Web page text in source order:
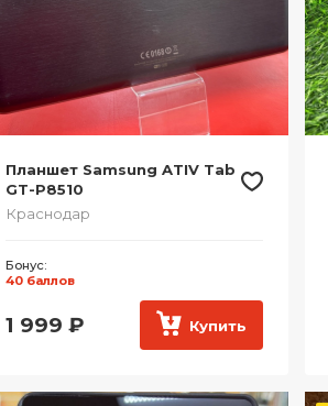
Планшет Samsung ATIV Tab
GT-P8510
Краснодар
Бонус:
40 баллов
1 999 ₽ Купить